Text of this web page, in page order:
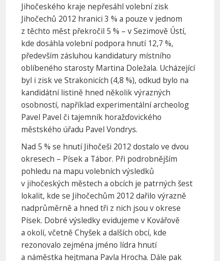
Jihočeského kraje nepřesáhl volební zisk
Jihočechů 2012 hranici 3 % a pouze v jednom
z těchto měst překročil 5 % – v Sezimově Ústí,
kde dosáhla volební podpora hnutí 12,7 %,
především zásluhou kandidatury místního
oblíbeného starosty Martina Doležala. Ucházející
byl i zisk ve Strakonicích (4,8 %), odkud bylo na
kandidátní listině hned několik výrazných
osobností, například experimentální archeolog
Pavel Pavel či tajemník horažďovického
městského úřadu Pavel Vondrys.
Nad 5 % se hnutí Jihočeši 2012 dostalo ve dvou
okresech – Písek a Tábor. Při podrobnějším
pohledu na mapu volebních výsledků
v jihočeských městech a obcích je patrných šest
lokalit, kde se Jihočechům 2012 dařilo výrazně
nadprůměrně a hned tři z nich jsou v okrese
Písek. Dobré výsledky evidujeme v Kovářově
a okolí, včetně Chyšek a dalších obcí, kde
rezonovalo zejména jméno lídra hnutí
a náměstka hejtmana Pavla Hrocha. Dále pak